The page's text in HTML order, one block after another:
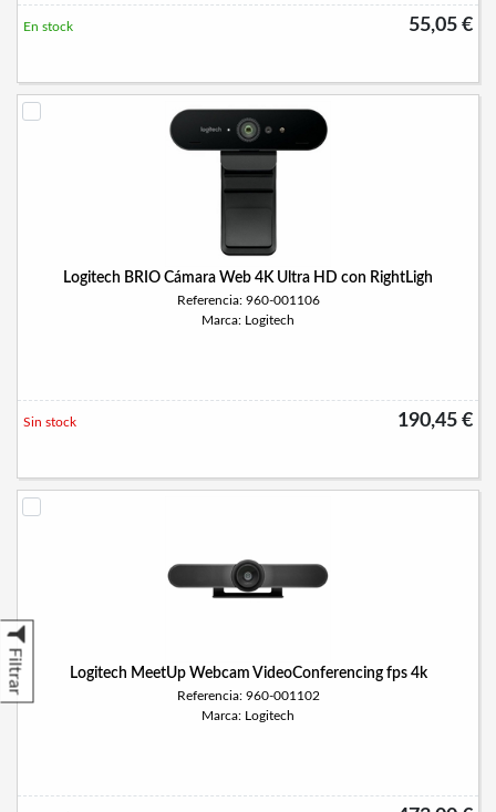
Filtrar
55,05 €
En stock
Logitech BRIO Cámara Web 4K Ultra HD con RightLigh
Referencia: 960-001106
Marca: Logitech
190,45 €
Sin stock
Logitech MeetUp Webcam VideoConferencing fps 4k
Referencia: 960-001102
Marca: Logitech